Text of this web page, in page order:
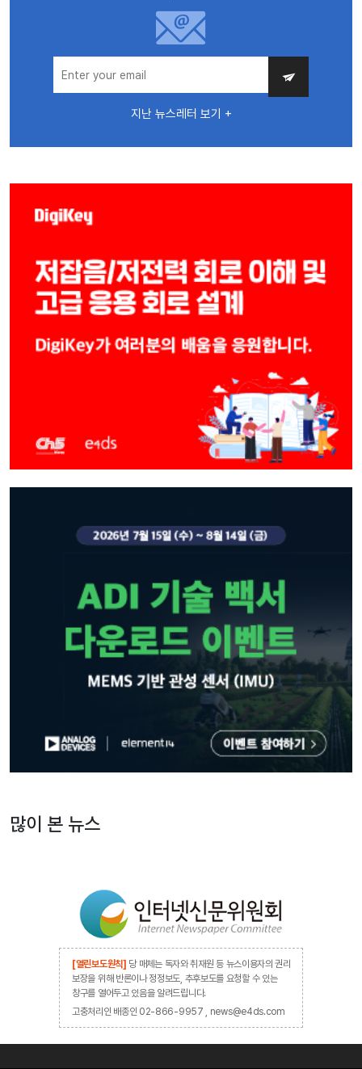
지난 뉴스레터 보기 +
많이 본 뉴스
[열린보도원칙] 당 매체는 독자와 취재원 등 뉴스이용자의 권리
보장을 위해 반론이나 정정보도, 추후보도를 요청할 수 있는
창구를 열어두고 있음을 알려드립니다.
고충처리인 배종인 02-866-9957 , news@e4ds.com